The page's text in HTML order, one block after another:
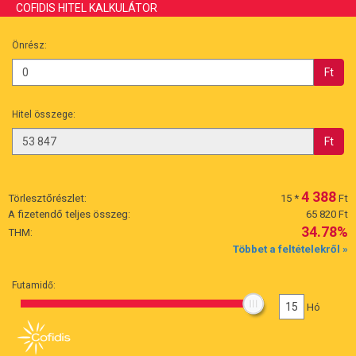
COFIDIS HITEL KALKULÁTOR
Önrész:
Ft
Hitel összege:
Ft
Törlesztőrészlet: 15 * 4 388 Ft
A fizetendő teljes összeg:
65 820 Ft
THM:
34.78%
Többet a feltételekről »
Futamidő:
15 Hó